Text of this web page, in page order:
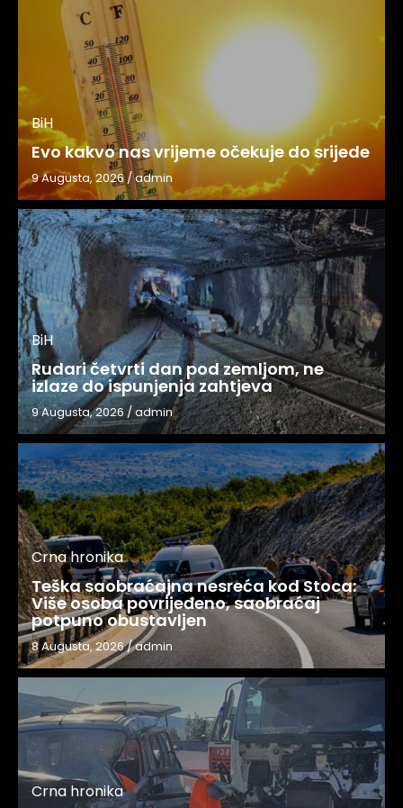
BiH
Evo kakvo nas vrijeme očekuje do srijede
9 Augusta, 2026/admin
BiH
Rudari četvrti dan pod zemljom, ne
izlaze do ispunjenja zahtjeva
9 Augusta, 2026 /admin
Crna hronika
Teška saobraćajna nesreća kod Stoca:
Više osoba povrijeđeno, saobraćaj
potpuno obustavljen
8 Augusta, 2026/admin
Crna hronika